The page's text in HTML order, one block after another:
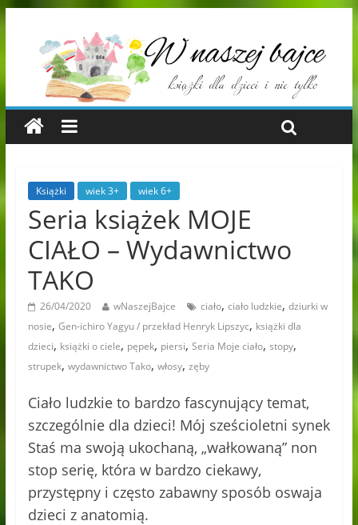
Książki wiek 3+ wiek 6+
Seria książek MOJE
CIAŁO – Wydawnictwo
TAKO
26/04/2020 wNaszejBajce ciało, ciało ludzkie, dziurki w
nosie, Gen-ichiro Yagyu / przekład Henryk Lipszyc, książki dla
dzieci, książki o ciele, pępek, piersi, Seria Moje ciało, stopy,
strupek, wydawnictwo Tako, włosy, zęby
Ciało ludzkie to bardzo fascynujący temat,
szczególnie dla dzieci! Mój sześcioletni synek
Staś ma swoją ukochaną, „wałkowaną” non
stop serię, która w bardzo ciekawy,
przystępny i często zabawny sposób oswaja
dzieci z anatomią.